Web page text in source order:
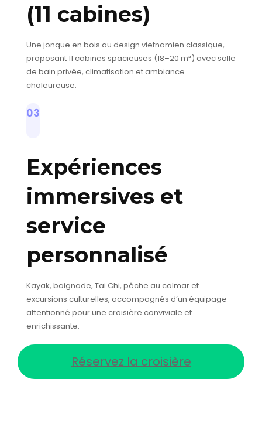
(11 cabines)
Une jonque en bois au design vietnamien classique,
proposant 11 cabines spacieuses (18–20 m²) avec salle
de bain privée, climatisation et ambiance
chaleureuse.
03
Expériences
immersives et
service
personnalisé
Kayak, baignade, Tai Chi, pêche au calmar et
excursions culturelles, accompagnés d’un équipage
attentionné pour une croisière conviviale et
enrichissante.
Réservez la croisière